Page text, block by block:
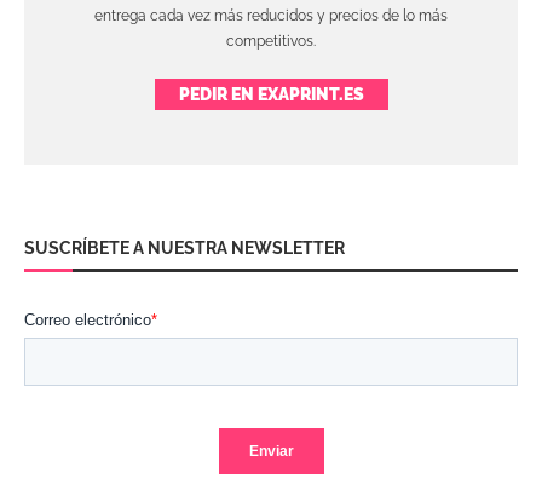
entrega cada vez más reducidos y precios de lo más
competitivos.
PEDIR EN EXAPRINT.ES
SUSCRÍBETE A NUESTRA NEWSLETTER